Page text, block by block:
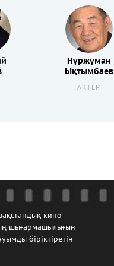
Нұржұман
Ықтымбаев
АКТЕР
кино
шығармашылығын
біріктіретін